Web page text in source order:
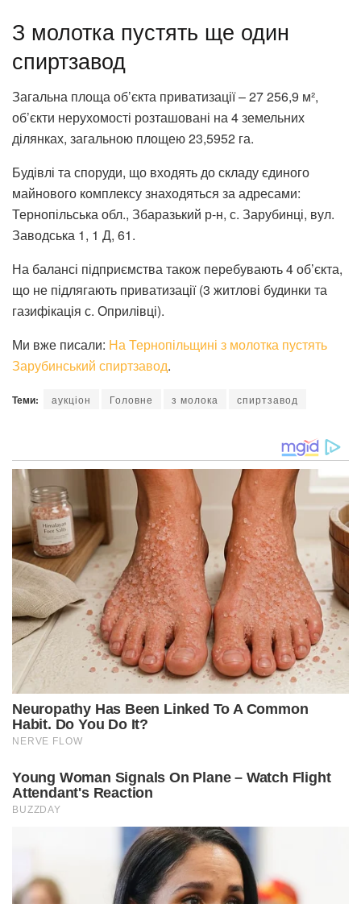
З молотка пустять ще один
спиртзавод
Загальна площа об’єкта приватизації – 27 256,9 м²,
об’єкти нерухомості розташовані на 4 земельних
ділянках, загальною площею 23,5952 га.
Будівлі та споруди, що входять до складу єдиного
майнового комплексу знаходяться за адресами:
Тернопільська обл., Збаразький р-н, с. Зарубинці, вул.
Заводська 1, 1 Д, 61.
На балансі підприємства також перебувають 4 об’єкта,
що не підлягають приватизації (3 житлові будинки та
газифікація с. Оприлівці).
Ми вже писали: На Тернопільщині з молотка пустять
Зарубинський спиртзавод.
Теми: аукціон Головне з молока спиртзавод